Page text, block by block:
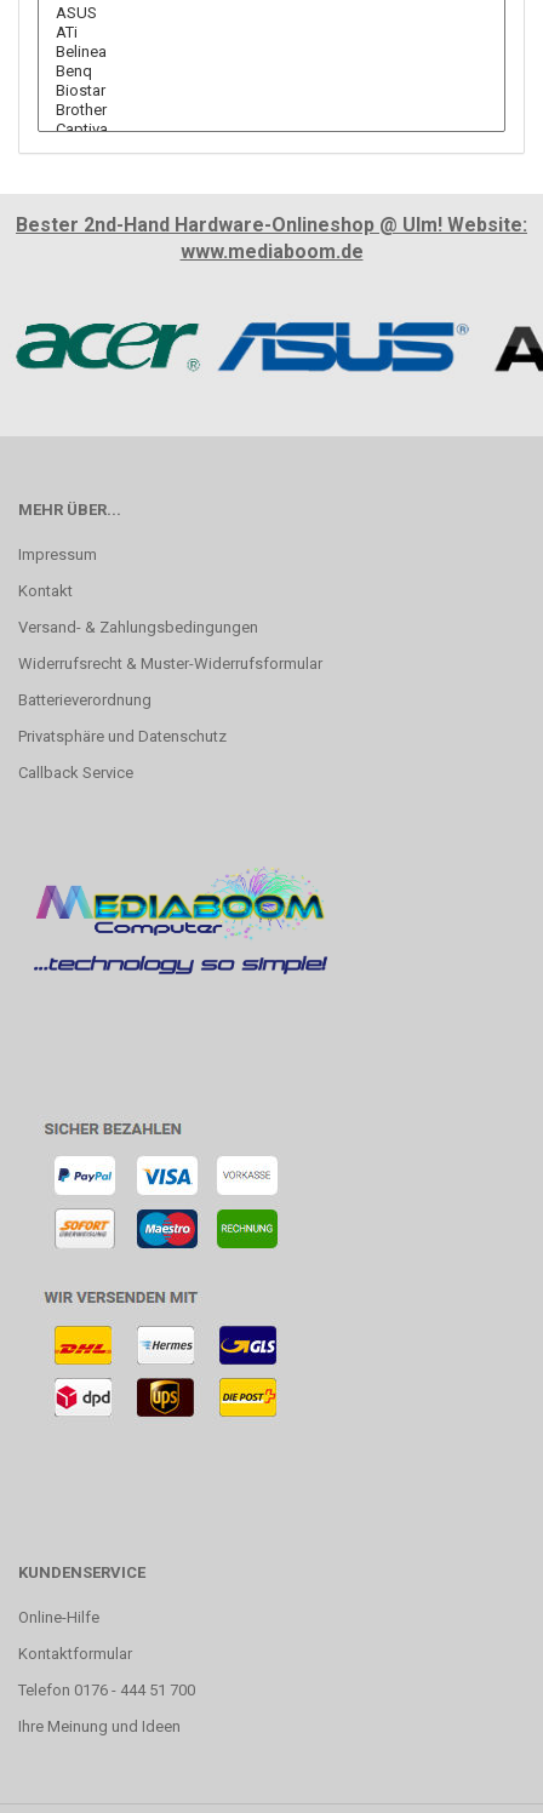
Bester 2nd-Hand Hardware-Onlineshop @ Ulm! Website:
www.mediaboom.de
MEHR ÜBER...
Impressum
Kontakt
Versand- & Zahlungsbedingungen
Widerrufsrecht & Muster-Widerrufsformular
Batterieverordnung
Privatsphäre und Datenschutz
Callback Service
KUNDENSERVICE
Online-Hilfe
Kontaktformular
Telefon 0176 - 444 51 700
Ihre Meinung und Ideen